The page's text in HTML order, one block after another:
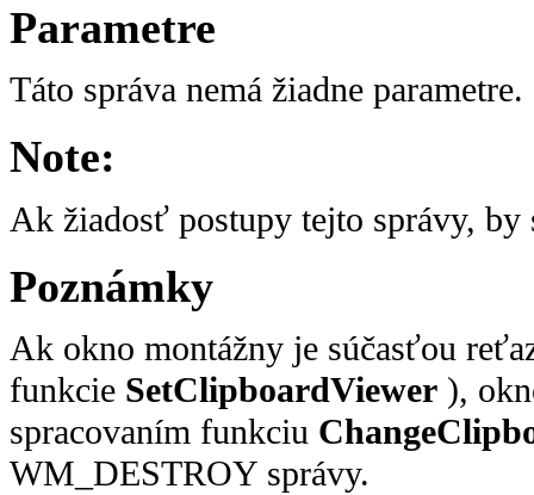
Parametre
Táto správa nemá žiadne parametre.
Note:
Ak žiadosť postupy tejto správy,
Poznámky
Ak okno montážny je súčasťou
funkcie SetClipboardViewer ),
spracovaním funkciu
WM_DESTROY správy.